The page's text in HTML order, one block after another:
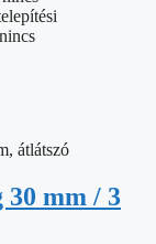
30 mm / 3